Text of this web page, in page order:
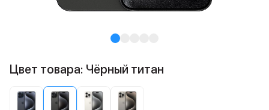
Цвет товара: Чёрный титан